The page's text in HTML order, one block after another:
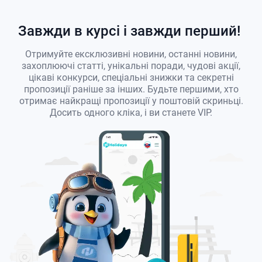
Завжди в курсі і завжди перший!
Отримуйте ексклюзивні новини, останні новини,
захоплюючі статті, унікальні поради, чудові акції,
цікаві конкурси, спеціальні знижки та секретні
пропозиції раніше за інших. Будьте першими, хто
отримає найкращі пропозиції у поштовій скриньці.
Досить одного кліка, і ви станете VIP.